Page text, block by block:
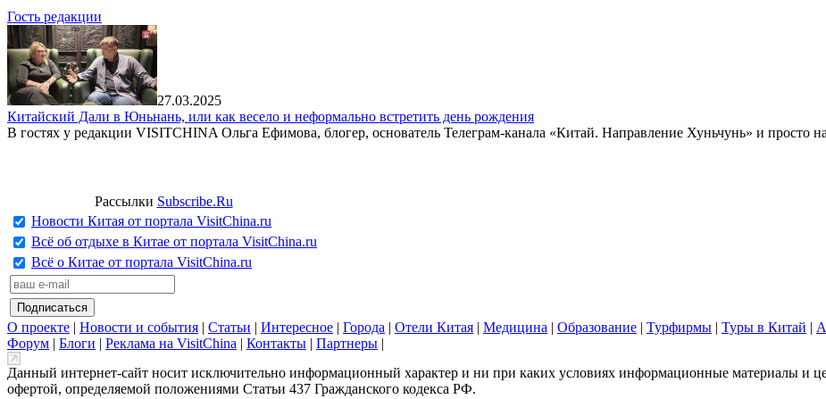
Гость редакции
27.03.2025
Китайский Дали в Юньнань, или как весело и неформально встретить день рождения
В гостях у редакции VISITCHINA Ольга Ефимова, блогер, основатель Телеграм-канала «Китай. Направление Хуньчунь» и просто
Рассылки Subscribe.Ru
Новости Китая от портала VisitChina.ru
Всё об отдыхе в Китае от портала VisitChina.ru
Всё о Китае от портала VisitChina.ru
О проекте | Новости и события | Статьи | Интересное | Города | Отели Китая | Медицина | Образование | Турфирмы | Туры в Китай |
Форум | Блоги | Реклама на VisitChina | Контакты | Партнеры |
Данный интернет-сайт носит исключительно информационный характер и ни при каких условиях информационные материалы и
офертой, определяемой положениями Статьи 437 Гражданского кодекса РФ.